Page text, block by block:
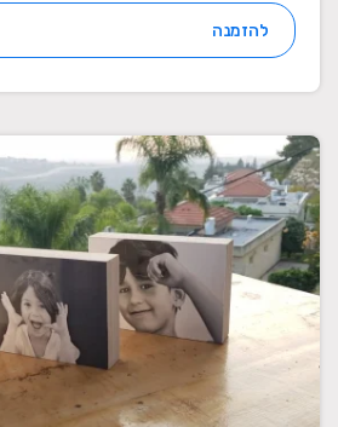
להזמנה